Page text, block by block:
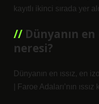
kayıtlı ikinci sırada yer
Dünyanın
neresi?
Dünyanın en ıssız, en
| Faroe Adaları’nın ıssız